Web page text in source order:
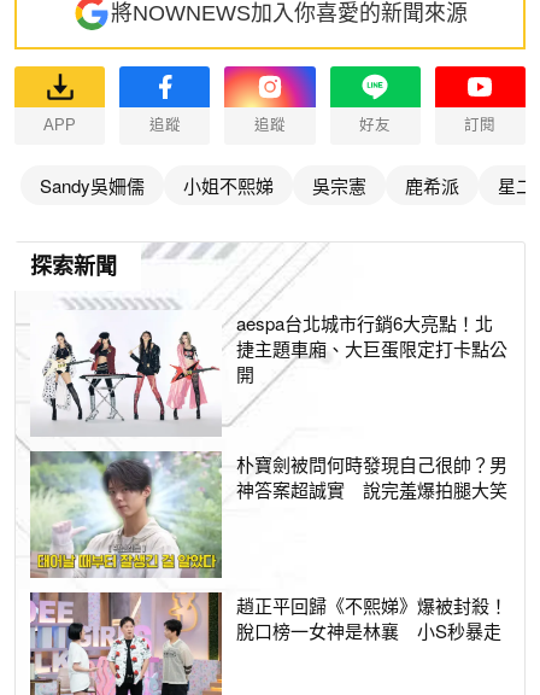
將NOWNEWS加入你喜愛的新聞來源
APP 追蹤 追蹤 好友 訂閱
Sandy吳姍儒 小姐不熙娣 吳宗憲 鹿希派 星二
探索新聞
aespa台北城市行銷6大亮點！北
捷主題車廂、大巨蛋限定打卡點公
開
朴寶劍被問何時發現自己很帥？男
神答案超誠實 說完羞爆拍腿大笑
趙正平回歸《不熙娣》爆被封殺！
脫口榜一女神是林襄 小S秒暴走